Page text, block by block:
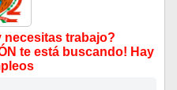
necesitas trabajo?
te está buscando! Hay